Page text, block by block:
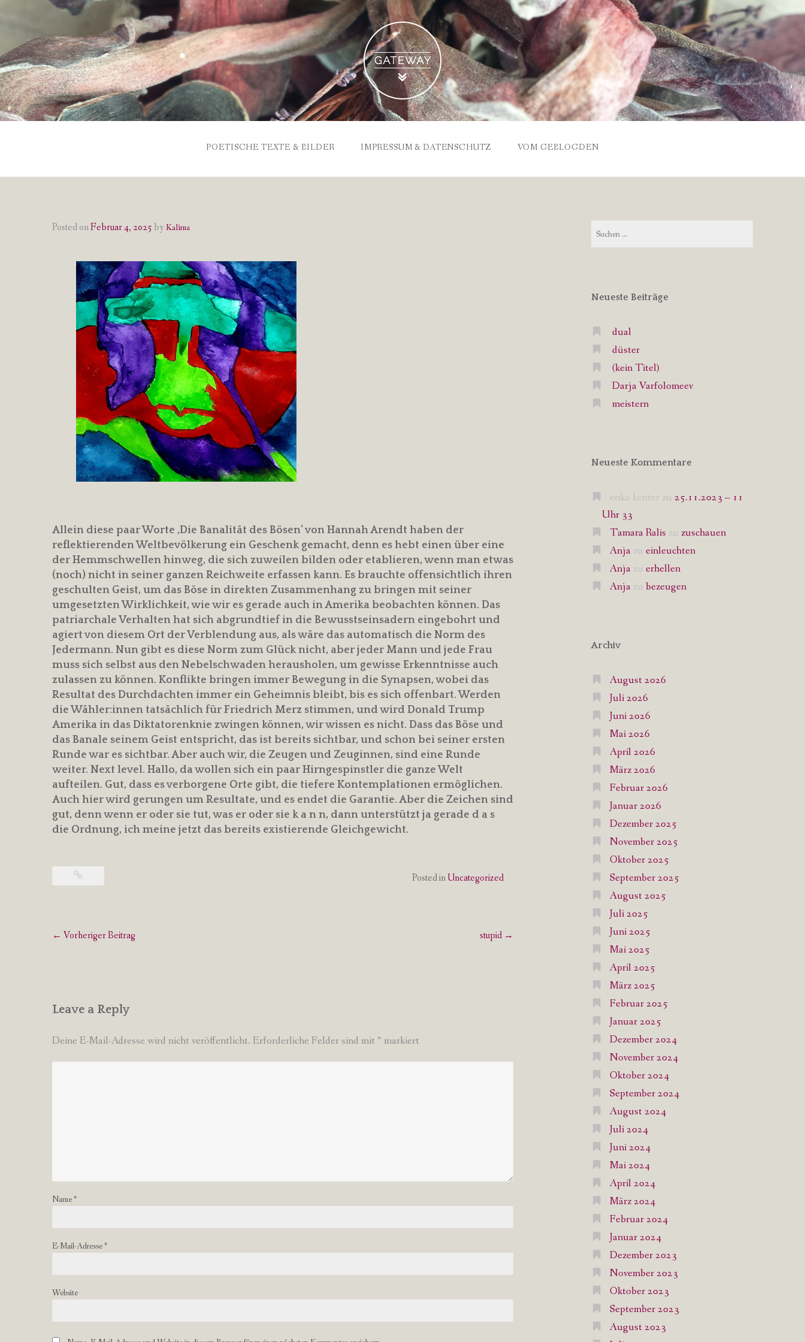
POETISCHE TEXTE & BILDER IMPRESSUM & DATENSCHUTZ VOM GEBLOGDEN
Posted onFebruar 4, 2025 by Kalima
Allein diese paar Worte ‚Die Banalität des Bösen‘ von Hannah Arendt haben der
reflektierenden Weltbevölkerung ein Geschenk gemacht, denn es hebt einen über eine
der Hemmschwellen hinweg, die sich zuweilen bilden oder etablieren, wenn man etwas
(noch) nicht in seiner ganzen Reichweite erfassen kann. Es brauchte offensichtlich ihren
geschulten Geist, um das Böse in direkten Zusammenhang zu bringen mit seiner
umgesetzten Wirklichkeit, wie wir es gerade auch in Amerika beobachten können. Das
patriarchale Verhalten hat sich abgrundtief in die Bewusstseinsadern eingebohrt und
agiert von diesem Ort der Verblendung aus, als wäre das automatisch die Norm des
Jedermann. Nun gibt es diese Norm zum Glück nicht, aber jeder Mann und jede Frau
muss sich selbst aus den Nebelschwaden herausholen, um gewisse Erkenntnisse auch
zulassen zu können. Konflikte bringen immer Bewegung in die Synapsen, wobei das
Resultat des Durchdachten immer ein Geheimnis bleibt, bis es sich offenbart. Werden
die Wähler:innen tatsächlich für Friedrich Merz stimmen, und wird Donald Trump
Amerika in das Diktatorenknie zwingen können, wir wissen es nicht. Dass das Böse und
das Banale seinem Geist entspricht, das ist bereits sichtbar, und schon bei seiner ersten
Runde war es sichtbar. Aber auch wir, die Zeugen und Zeuginnen, sind eine Runde
weiter. Next level. Hallo, da wollen sich ein paar Hirngespinstler die ganze Welt
aufteilen. Gut, dass es verborgene Orte gibt, die tiefere Kontemplationen ermöglichen.
Auch hier wird gerungen um Resultate, und es endet die Garantie. Aber die Zeichen sind
gut, denn wenn er oder sie tut, was er oder sie k a n n, dann unterstützt ja gerade d a s
die Ordnung, ich meine jetzt das bereits existierende Gleichgewicht.
Posted inUncategorized
Post
← Vorheriger Beitrag stupid →
Leave a Reply
Deine E-Mail-Adresse wird nicht veröffentlicht. Erforderliche Felder sind mit * markiert
Name*
E-Mail-Adresse*
Website
nach:
Neueste Beiträge
dual
düster
(kein Titel)
Darja Varfolomeev
meistern
Neueste Kommentare
erika kenter zu 25.11.2023 – 11
Uhr 33
Tamara Ralis zu zuschauen
Anja zu einleuchten
Anja zu erhellen
Anja zu bezeugen
Archiv
August 2026
Juli 2026
Juni 2026
Mai 2026
April 2026
März 2026
Februar 2026
Januar 2026
Dezember 2025
November 2025
Oktober 2025
September 2025
August 2025
Juli 2025
Juni 2025
Mai 2025
April 2025
März 2025
Februar 2025
Januar 2025
Dezember 2024
November 2024
Oktober 2024
September 2024
August 2024
Juli 2024
Juni 2024
Mai 2024
April 2024
März 2024
Februar 2024
Januar 2024
Dezember 2023
November 2023
Oktober 2023
September 2023
August 2023